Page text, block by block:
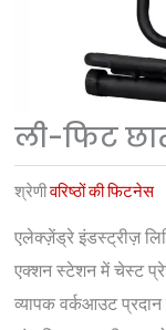
ली-फिट
श्रेणीवरिष्ठों की फिटनेस
एलेक्ज़ेंड्रे इंडस्ट्रीज़
एक्शन स्टेशन में चेस्ट
व्यापक वर्कआउट